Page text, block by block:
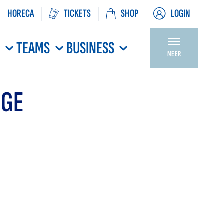
HORECA TICKETS SHOP LOGIN
TEAMS BUSINESS MEER